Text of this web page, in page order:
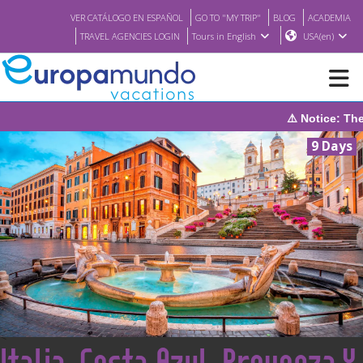
VER CATÁLOGO EN ESPAÑOL GO TO "MY TRIP" BLOG
ACADEMIA
TRAVEL AGENCIES LOGIN
Tours in English USA(en)
BROCHURE PDF
WHERE TO BUY
FEATURED
ABOUT US
⚠️ Notice: The system will
9 Days
<